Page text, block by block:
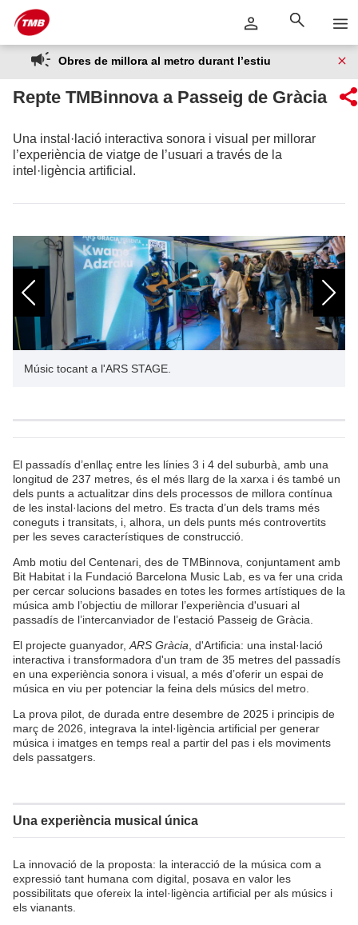
Salta al contingut principal
Saltar
al
contingut
Obres de millora al metro durant l’estiu
Repte TMBinnova a Passeig de Gràcia
Una instal·lació interactiva sonora i visual per millorar
l’experiència de viatge de l’usuari a través de la
intel·ligència artificial.
Músic tocant a l'ARS STAGE.
El passadís d’enllaç entre les línies 3 i 4 del suburbà, amb una
longitud de 237 metres, és el més llarg de la xarxa i és també un
dels punts a actualitzar dins dels processos de millora contínua
de les instal·lacions del metro. Es tracta d’un dels trams més
coneguts i transitats, i, alhora, un dels punts més controvertits
per les seves característiques de construcció.
Amb motiu del Centenari, des de TMBinnova, conjuntament amb
Bit Habitat i la Fundació Barcelona Music Lab, es va fer una crida
per cercar solucions basades en totes les formes artístiques de la
música amb l’objectiu de millorar l’experiència d'usuari al
passadís de l’intercanviador de l’estació Passeig de Gràcia.
El projecte guanyador, ARS Gràcia , d'Artificia: una instal·lació
interactiva i transformadora d'un tram de 35 metres del passadís
en una experiència sonora i visual, a més d’oferir un espai de
música en viu per potenciar la feina dels músics del metro.
La prova pilot, de durada entre desembre de 2025 i principis de
març de 2026, integrava la intel·ligència artificial per generar
música i imatges en temps real a partir del pas i els moviments
dels passatgers.
Una experiència musical única
La innovació de la proposta: la interacció de la música com a
expressió tant humana com digital, posava en valor les
possibilitats que ofereix la intel·ligència artificial per als músics i
els vianants.